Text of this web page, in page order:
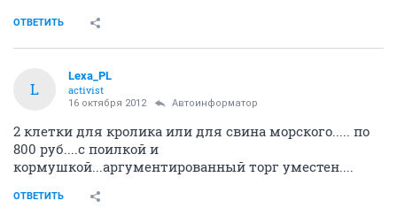
ОТВЕТИТЬ
L
Lexa_PL
activist
16 октября 2012 Автоинформатор
2 клетки для кролика или для свина морского..... по
800 руб....с поилкой и
кормушкой...аргументированный торг уместен....
ОТВЕТИТЬ